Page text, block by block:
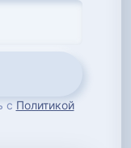
с Политикой